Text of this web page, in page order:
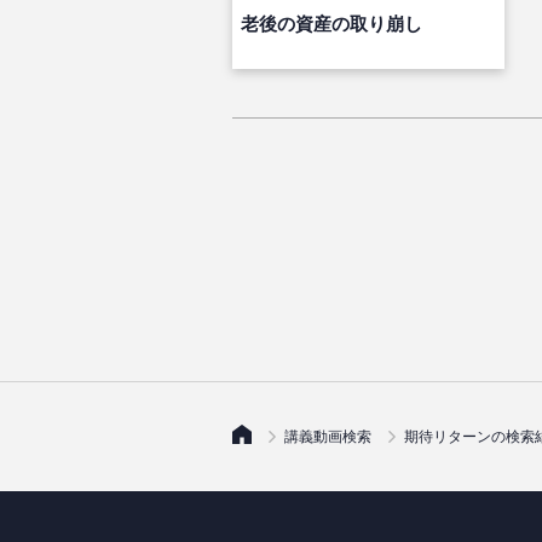
老後の資産の取り崩し
講義動画検索 期待リターンの検索